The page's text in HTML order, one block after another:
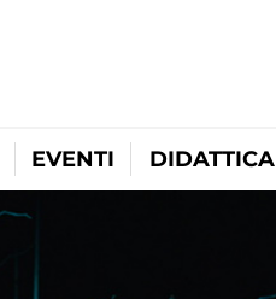
EVENTI DIDATTICA